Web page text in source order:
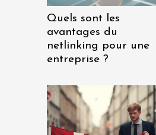
Quels sont les
avantages du
netlinking pour une
entreprise ?